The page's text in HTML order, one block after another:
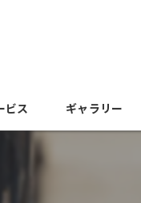
ビス ギャラリー